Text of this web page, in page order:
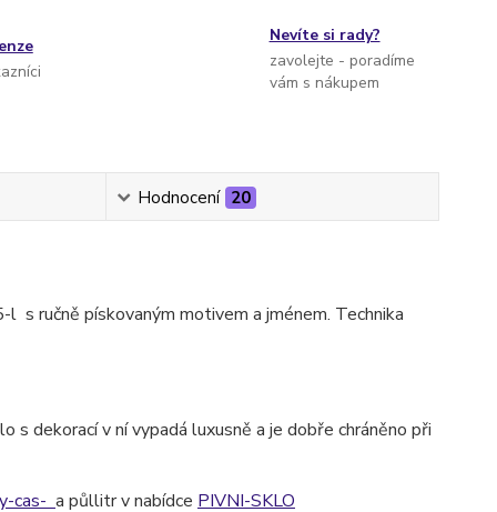
Nevíte si rady?
zavolejte - poradíme
vám s nákupem
Hodnocení 20
s ručně pískovaným motivem a jménem. Technika
s dekorací v ní vypadá luxusně a je dobře chráněno při
cas- a půllitr v nabídce PIVNI-SKLO